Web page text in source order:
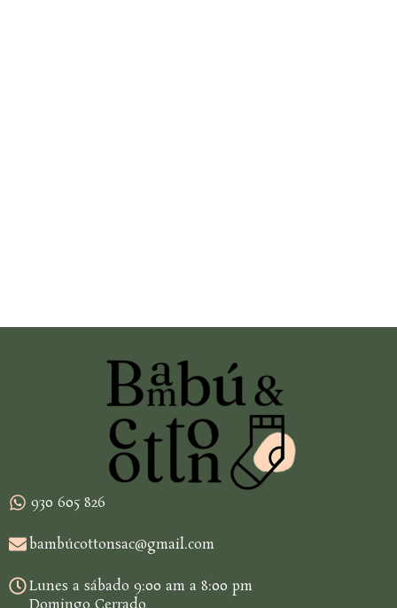
930 605 826
bambúcottonsac@gmail.com
Lunes a sábado 9:00 am a 8:00 pm